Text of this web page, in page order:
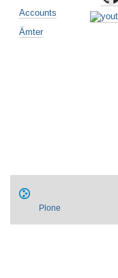
Accounts
Ämter
Plone